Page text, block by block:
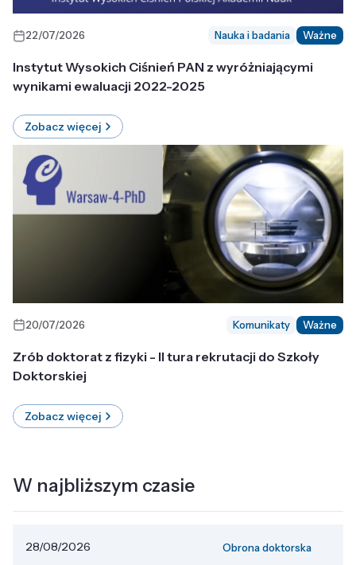
22/07/2026 Nauka i badania Ważne
Instytut Wysokich Ciśnień PAN z wyróżniającymi
wynikami ewaluacji 2022-2025
Zobacz więcej
20/07/2026 Komunikaty Ważne
Zrób doktorat z fizyki - II tura rekrutacji do Szkoły
Doktorskiej
Zobacz więcej
W najbliższym czasie
28/08/2026 Obrona doktorska